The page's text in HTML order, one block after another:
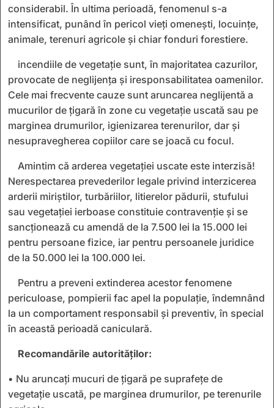
considerabil. În ultima perioadă, fenomenul s-a
intensificat, punând în pericol vieți omenești, locuințe,
animale, terenuri agricole și chiar fonduri forestiere.
incendiile de vegetație sunt, în majoritatea cazurilor,
provocate de neglijența și iresponsabilitatea oamenilor.
Cele mai frecvente cauze sunt aruncarea neglijentă a
mucurilor de țigară în zone cu vegetație uscată sau pe
marginea drumurilor, igienizarea terenurilor, dar și
nesupravegherea copiilor care se joacă cu focul.
Amintim că arderea vegetației uscate este interzisă!
Nerespectarea prevederilor legale privind interzicerea
arderii miriștilor, turbăriilor, litierelor pădurii, stufului
sau vegetației ierboase constituie contravenție și se
sancționează cu amendă de la 7.500 lei la 15.000 lei
pentru persoane fizice, iar pentru persoanele juridice
de la 50.000 lei la 100.000 lei.
Pentru a preveni extinderea acestor fenomene
periculoase, pompierii fac apel la populație, îndemnând
la un comportament responsabil și preventiv, în special
în această perioadă caniculară.
Recomandările autorităților:
• Nu aruncați mucuri de țigară pe suprafețe de
vegetație uscată, pe marginea drumurilor, pe terenurile